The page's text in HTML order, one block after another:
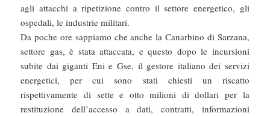
agli attacchi a ripetizione contro il settore energetico, gli
ospedali, le industrie militari.
Da poche ore sappiamo che anche la Canarbino di Sarzana,
settore gas, è stata attaccata, e questo dopo le incursioni
subite dai giganti Eni e Gse, il gestore italiano dei servizi
energetici, per cui sono stati chiesti un riscatto
rispettivamente di sette e otto milioni di dollari per la
restituzione dell’accesso a dati, contratti, informazioni